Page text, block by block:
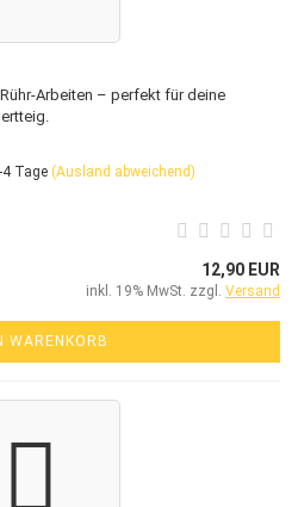
Arbeiten – perfekt für deine
4 Tage (Ausland abweichend)
12,90 EUR
inkl. 19% MwSt. zzgl. Versand
WARENKORB